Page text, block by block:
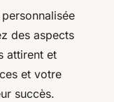
des aspects
attirent et
et votre
succès.